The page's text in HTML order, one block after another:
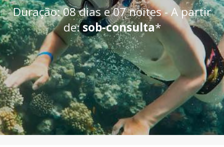
Duração: 08 dias e 07 noites - A partir
de:sob-consulta*